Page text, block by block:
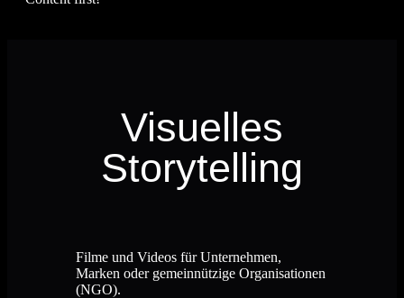
Visuelles
Storytelling
Filme und Videos für Unternehmen,
Marken oder gemeinnützige Organisationen
(NGO).